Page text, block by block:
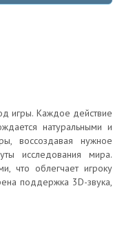
игры. Каждое действие
натуральными и
воссоздавая нужное
исследования мира.
что облегчает игроку
поддержка 3D-звука,